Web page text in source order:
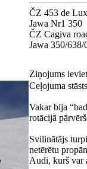
ČZ 453 de
Jawa Nr1 350
ČZ Cagiva
Jawa 350/638/
Ziņojums
Ceļojuma
Vakar bija
rotācijā
Svilinātājs
netērētu
Audi, kurš var